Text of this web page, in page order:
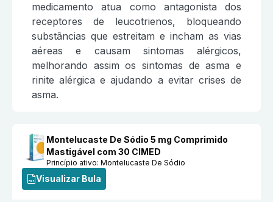
medicamento atua como antagonista dos
receptores de leucotrienos, bloqueando
substâncias que estreitam e incham as vias
aéreas e causam sintomas alérgicos,
melhorando assim os sintomas de asma e
rinite alérgica e ajudando a evitar crises de
asma.
Montelucaste De Sódio 5 mg Comprimido
Mastigável com 30 CIMED
Princípio ativo:Montelucaste De Sódio
Visualizar Bula